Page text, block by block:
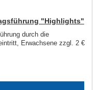
"Highlights"
durch die
Erwachsene zzgl. 2 €